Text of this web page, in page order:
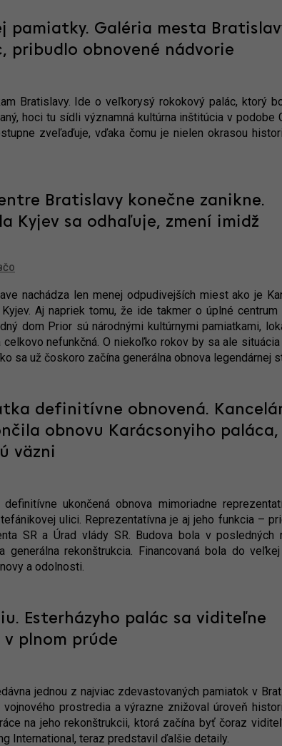
pamiatky. Galéria mesta
pribudlo obnovené nádvorie
Bratislavy. Ide o veľkorysý rokokový palác, ktorý
hoci tu sídli významná kultúrna inštitúcia v podobe
zveľaďuje, vďaka čomu je nielen okrasou
Bratislavy konečne zanikne.
Kyjev sa odhaľuje, zmení imidž
nachádza len menej odpudivejších miest ako je
Aj napriek tomu, že ide takmer o úplné centrum
dom Prior sú národnými kultúrnymi pamiatkami,
celkovo nefunkčná. O niekoľko rokov by sa ale
sa už čoskoro začína generálna obnova legendárnej
definitívne obnovená.
obnovu Karácsonyiho paláca,
väzni
ukončená obnova mimoriadne
ulici. Reprezentatívna je aj jeho funkcia –
SR a Úrad vlády SR. Budova bola v posledných
rekonštrukcia. Financovaná bola do
a odolnosti.
Esterházyho palác sa viditeľne
plnom prúde
jednou z najviac zdevastovaných pamiatok v
prostredia a výrazne znižoval úroveň
na jeho rekonštrukcii, ktorá začína byť čoraz
International, teraz predstavil ďalšie detaily.